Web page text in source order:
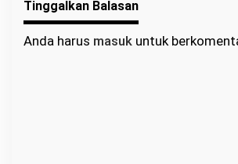
dalam Kebaikan
Tinggalkan Balasan
Anda harus masuk untuk